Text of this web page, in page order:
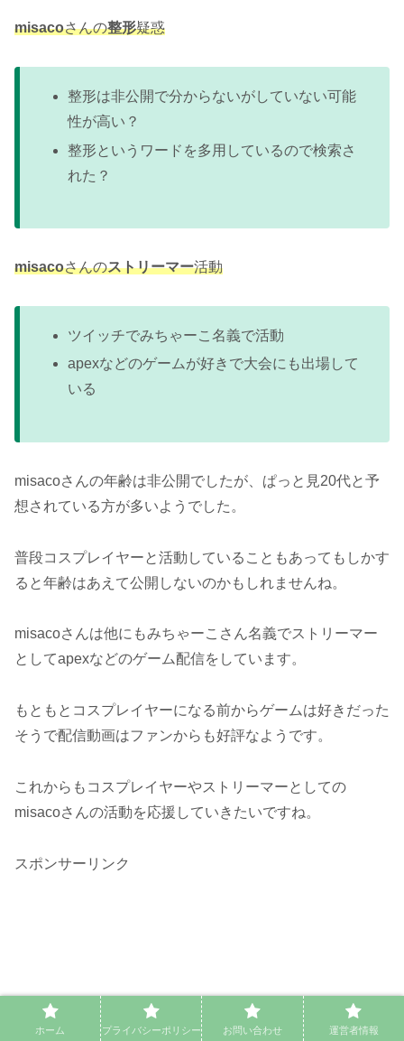
misacoさんの整形疑惑
整形は非公開で分からないがしていない可能
性が高い？
整形というワードを多用しているので検索さ
れた？
misacoさんのストリーマー活動
ツイッチでみちゃーこ名義で活動
apexなどのゲームが好きで大会にも出場して
いる
misacoさんの年齢は非公開でしたが、ぱっと見20代と予
想されている方が多いようでした。
普段コスプレイヤーと活動していることもあってもしかす
ると年齢はあえて公開しないのかもしれませんね。
misacoさんは他にもみちゃーこさん名義でストリーマー
としてapexなどのゲーム配信をしています。
もともとコスプレイヤーになる前からゲームは好きだった
そうで配信動画はファンからも好評なようです。
これからもコスプレイヤーやストリーマーとしての
misacoさんの活動を応援していきたいですね。
スポンサーリンク
ホーム プライバシーポリシー お問い合わせ 運営者情報